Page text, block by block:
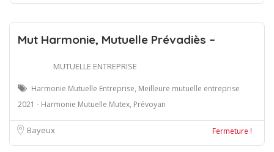
Mut Harmonie, Mutuelle Prévadiès –
MUTUELLE ENTREPRISE
Harmonie Mutuelle Entreprise, Meilleure mutuelle entreprise
2021 - Harmonie Mutuelle Mutex, Prévoyan
Bayeux Fermeture !